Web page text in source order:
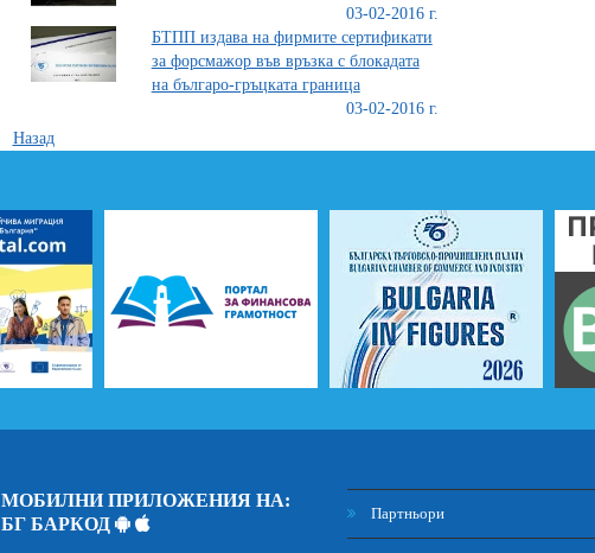
03-02-2016 г.
БТПП издава на фирмите сертификати
за форсмажор във връзка с блокадата
на българо-гръцката граница
03-02-2016 г.
Назад
МОБИЛНИ ПРИЛОЖЕНИЯ НА:
БГ БАРКОД
Партньори